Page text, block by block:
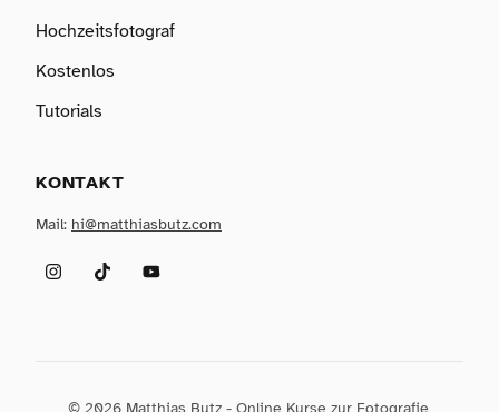
Hochzeitsfotograf
Kostenlos
Tutorials
KONTAKT
Mail: hi@matthiasbutz.com
InstagramTikTokYouTube